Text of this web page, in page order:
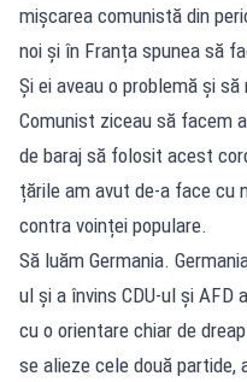
mișcarea comunistă din
noi și în Franța spunea să
Și ei aveau o problemă și
Comunist ziceau să facem
de baraj să folosit acest
țările am avut de-a face cu
contra voinței populare.
Să luăm Germania.
ul și a învins CDU-ul și AFD
cu o orientare chiar de
se alieze cele două partide,